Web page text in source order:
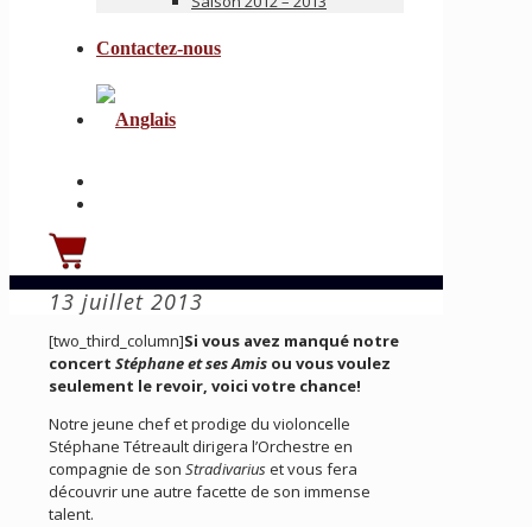
Contactez-nous
13 juillet 2013
[two_third_column]Si vous avez manqué notre
concert Stéphane et ses Amis ou vous voulez
seulement le revoir, voici votre chance!
Notre jeune chef et prodige du violoncelle
Stéphane Tétreault dirigera l’Orchestre en
compagnie de son Stradivariuset vous fera
découvrir une autre facette de son immense
talent.